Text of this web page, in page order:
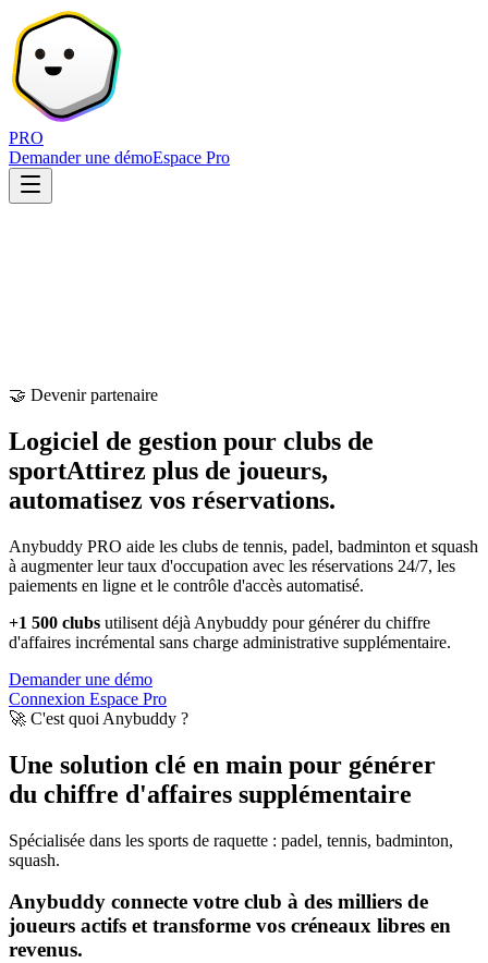
PRO
Demander une démoEspace Pro
🤝 Devenir partenaire
Logiciel de gestion pour clubs de
sportAttirez plus de joueurs,
automatisez vos réservations.
Anybuddy PRO aide les clubs de tennis, padel, badminton et squash
à augmenter leur taux d'occupation avec les réservations 24/7, les
paiements en ligne et le contrôle d'accès automatisé.
+1 500 clubs utilisent déjà Anybuddy pour générer du chiffre
d'affaires incrémental sans charge administrative supplémentaire.
Demander une démo
Connexion Espace Pro
🚀 C'est quoi Anybuddy ?
Une solution clé en main pour générer
du chiffre d'affaires supplémentaire
Spécialisée dans les sports de raquette : padel, tennis, badminton,
squash.
Anybuddy connecte votre club à des milliers de
joueurs actifs et transforme vos créneaux libres en
revenus.